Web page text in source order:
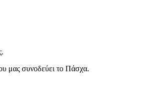
μας συνοδεύει το Πάσχα.